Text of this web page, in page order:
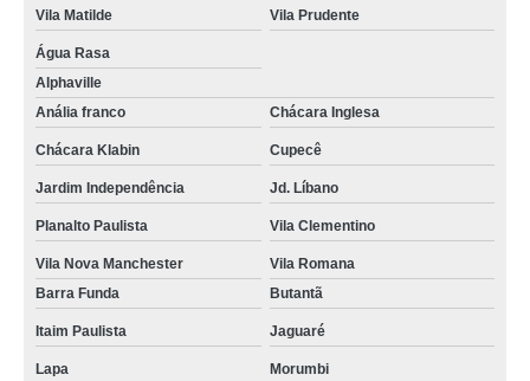
empresa especializada em acompanhante idoso noturno Tucuruvi
acompanhante de pessoas idosas Cambuci
acompanhante de idoso cama empresa Cidade Ademar
acompanhante de idoso e babá Vila Nova Conceição
onde contratar acompanhante cuidador de idoso Butantã
acompanhante de idoso e babá empresa Raposo Tavares
empresa especializada em acompanhante de idoso e babá Pinheiros
acompanhante idoso noturno empresa São Paulo
Vila Matilde Vila Prudente
Água Rasa
Alphaville
Anália franco
Chácara Inglesa
Chácara Klabin Cupecê
Jardim Independência Jd. Líbano
Planalto Paulista Vila Clementino
Vila Nova Manchester
Vila Romana
Barra Funda
Butantã
Itaim Paulista Jaguaré
Lapa Morumbi